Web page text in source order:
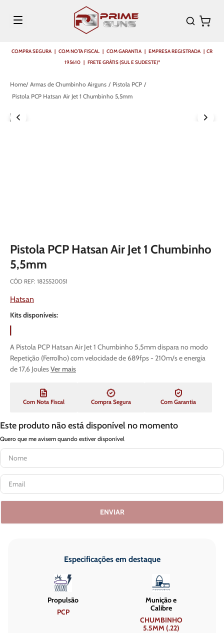
COMPRA SEGURA | COM NOTA FISCAL | COM GARANTIA | EMPRESA REGISTRADA | CR
195610 | FRETE GRÁTIS (SUL E SUDESTE)*
Armas de Chumbinho Airguns
Pistola PCP
Pistola PCP Hatsan Air Jet 1 Chumbinho 5,5mm
Pistola PCP Hatsan Air Jet 1 Chumbinho
5,5mm
CÓD REF: 1825520051
Hatsan
Kits disponíveis:
A Pistola PCP Hatsan Air Jet 1 Chumbinho 5,5mm dispara no modo
Repetição (Ferrolho) com velocidade de 689fps - 210m/s e energia
de 17,6 JoulesVer mais
Com Nota Fiscal Compra Segura Com Garantia
Este produto não está disponível no momento
Quero que me avisem quando estiver disponível
ENVIAR
Especificações em destaque
Propulsão
PCP
Munição e
Calibre
CHUMBINHO
5.5MM (.22)